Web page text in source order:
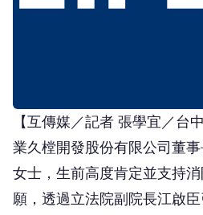
【互傳媒／記者 張學宜／台
業久樘開發股份有限公司董
女士，生前高度肯定並支持
願，透過立法院副院長江啟